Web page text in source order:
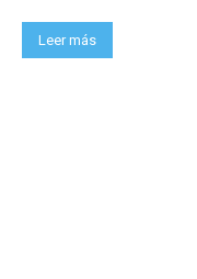
Leer más